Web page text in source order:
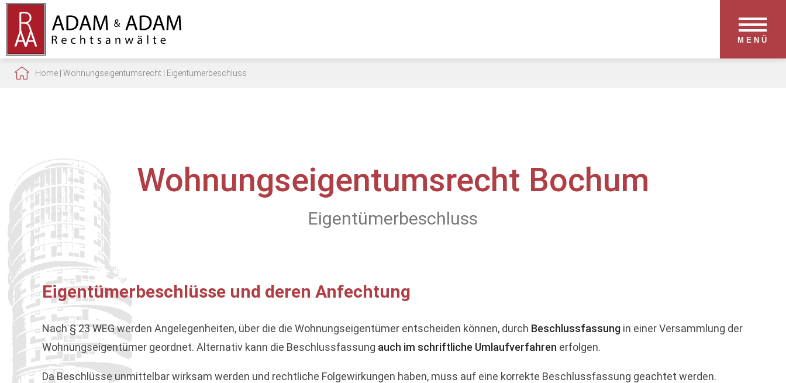
MENÜ
Home Wohnungseigentumsrecht Eigentümerbeschluss
Wohnungseigentumsrecht Bochum
Eigentümerbeschluss
Eigentümerbeschlüsse und deren Anfechtung
Nach § 23 WEG werden Angelegenheiten, über die die Wohnungseigentümer entscheiden können, durch Beschlussfassung in einer Versammlung der
Wohnungseigentümer geordnet. Alternativ kann die Beschlussfassung auch im schriftliche Umlaufverfahren erfolgen.
Da Beschlüsse unmittelbar wirksam werden und rechtliche Folgewirkungen haben, muss auf eine korrekte Beschlussfassung geachtet werden.